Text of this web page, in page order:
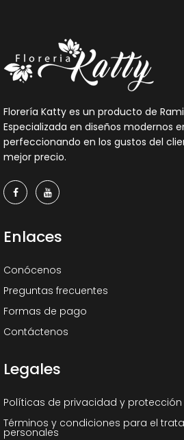
Florería Katty es un producto de
Especializada en diseños modernos
perfeccionando en los gustos del
mejor precio.
Enlaces
Conócenos
Preguntas frecuentes
Formas de pago
Contáctenos
Legales
Políticas de privacidad y
Términos y condiciones para el
personales